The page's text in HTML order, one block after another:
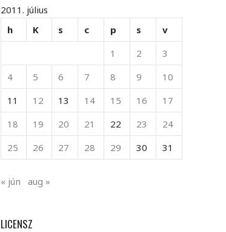
2011. július
h
K s c p s
v
1
2
3
4
5 6 7 8 9
10
11
12 13 14 15 16
17
18
19 20 21 22 23
24
25
26 27 28 29 30 31
« jún aug »
LICENSZ